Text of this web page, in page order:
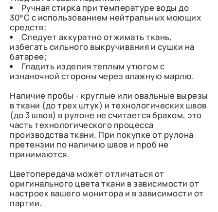
Ручная стирка при температуре воды до
30°C с использованием нейтральных моющих
средств;
Следует аккуратно отжимать ткань,
избегать сильного выкручивания и сушки на
батарее;
Гладить изделия теплым утюгом с
изнаночной стороны через влажную марлю.
Наличие пробы - круглые или овальные вырезы
в ткани (до трех штук) и технологических швов
(до 3 швов) в рулоне не считается браком, это
часть технологического процесса
производства ткани. При покупке от рулона
претензии по наличию швов и проб не
принимаются.
Цветопередача может отличаться от
оригинального цвета ткани в зависимости от
настроек вашего монитора и в зависимости от
партии.